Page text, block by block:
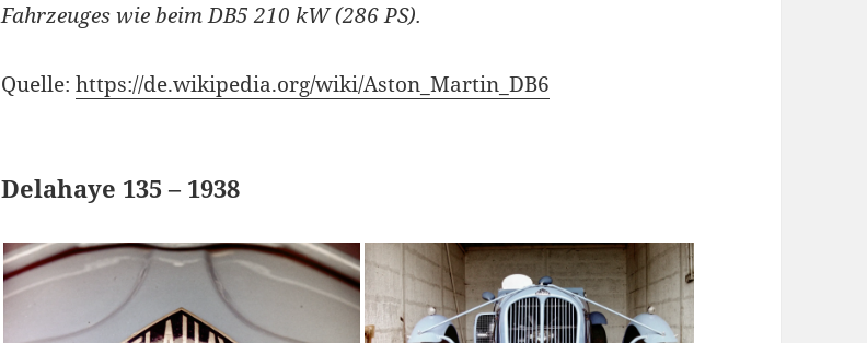
Fahrzeuges wie beim DB5 210 kW (286 PS).
Quelle:https://de.wikipedia.org/wiki/Aston_Martin_DB6
Delahaye 135 – 1938